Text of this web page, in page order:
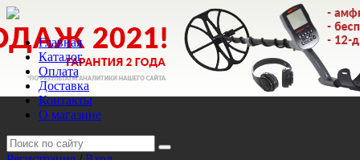
Главная
Каталог
Оплата
Доставка
Контакты
О магазине